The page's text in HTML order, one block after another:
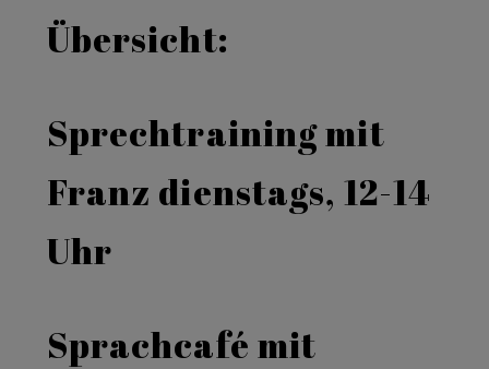
Übersicht:
Sprechtraining mit
Franz dienstags, 12-14
Uhr
Sprachcafé mit